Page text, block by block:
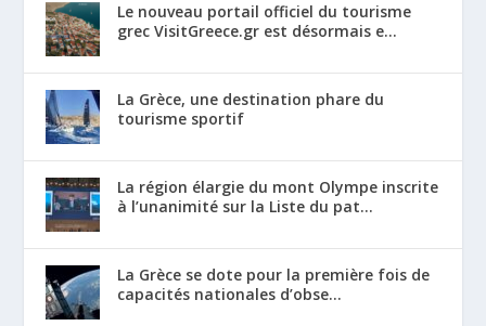
Le nouveau portail officiel du tourisme
grec VisitGreece.gr est désormais e...
La Grèce, une destination phare du
tourisme sportif
La région élargie du mont Olympe inscrite
à l’unanimité sur la Liste du pat...
La Grèce se dote pour la première fois de
capacités nationales d’obse...